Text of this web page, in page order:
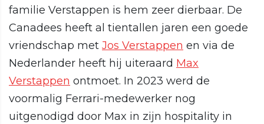
familie Verstappen is hem zeer dierbaar. De
Canadees heeft al tientallen jaren een goede
vriendschap met Jos Verstappen en via de
Nederlander heeft hij uiteraard Max
Verstappen ontmoet. In 2023 werd de
voormalig Ferrari-medewerker nog
uitgenodigd door Max in zijn hospitality in